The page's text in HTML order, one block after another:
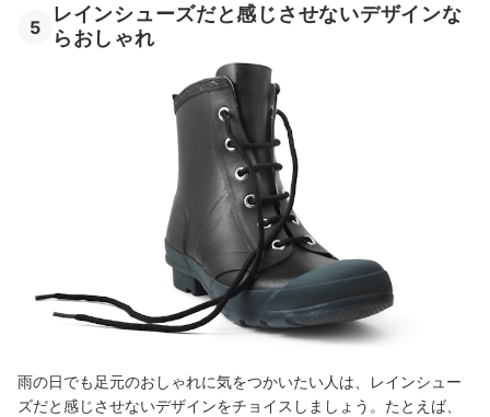
5
レインシューズだと感じさせないデザインな
らおしゃれ
雨の日でも足元のおしゃれに気をつかいたい人は、レインシュー
ズだと感じさせないデザインをチョイスしましょう。たとえば、